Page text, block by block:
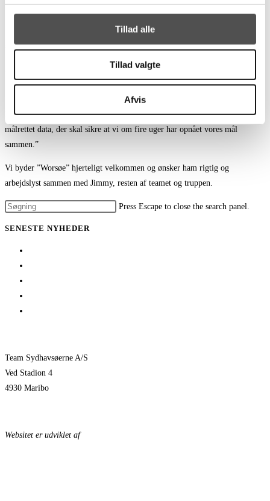
Tillad alle
Tillad valgte
Afvis
rekordtid, udvikle nye løsninger, videreudvikle eksisterende og
implementere det hele. Det er en stor mundfuld, som vi er klar til at løse
sammen.”, fortæller Nicolai Worsøe.
Nicolaj fik også et godt første indtryk og ser muligheder i holdet:
”Mit første indtryk af spillerne og staben er meget positiv. Det er en ung
trup, som arbejder hårdt og målrettet, og som er klar til at gå i kamp for
hinanden. Jeg er klar til at bidrage med nye perspektiver, taktiske input og
målrettet data, der skal sikre at vi om fire uger har opnået vores mål
sammen.”
Vi byder ”Worsøe” hjerteligt velkommen og ønsker ham rigtig og
arbejdslyst sammen med Jimmy, resten af teamet og truppen.
Press Escape to close the search panel.
SENESTE NYHEDER
Team Sydhavsøerne A/S
Ved Stadion 4
4930 Maribo
Websitet er udviklet af